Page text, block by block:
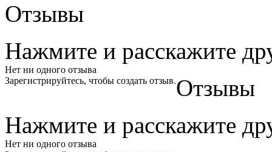
Отзывы
Нажмите и расскажите
Нет ни одного отзыва
Зарегистрируйтесь, чтобы создать отзыв.Отзывы
Нажмите и расскажите
Нет ни одного отзыва